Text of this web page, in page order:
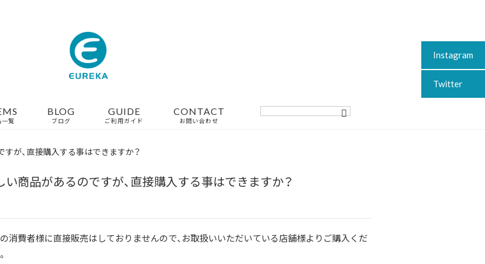
覧
BLOG
ブログ
GUIDE
ご利用ガイド
CONTACT
お問い合わせ
が、直接購入する事はできますか？
い商品があるのですが、直接購入する事はできますか？
消費者様に直接販売はしておりませんので、お取扱いいただいている店舗様よりご購入くだ
Instagram
Twitter